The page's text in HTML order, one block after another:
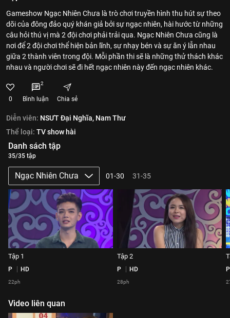
Gameshow Ngạc Nhiên Chưa là trò chơi truyền hình thu hút sự theo
dõi của đông đảo quý khán giả bởi sự ngạc nhiên, hài hước từ những
câu hỏi thú vị mà 2 đội chơi phải trải qua. Ngạc Nhiên Chưa cũng là
nơi để 2 đội chơi thể hiện bản lĩnh, sự nhạy bén và sự ăn ý lẫn nhau
giữa 2 thành viên trong đội. Mỗi phần thi sẽ là những thử thách khác
nhau và người chơi sẽ đi hết ngạc nhiên này đến ngạc nhiên khác.
0
2
Bình luận Chia sẻ
Diễn viên: NSƯT Đại Nghĩa, Nam Thư
Thể loại: TV show hài
Danh sách tập
35/35 tập
Ngạc Nhiên Chưa 01-30 31-35
Tập 1
P HD
22ph
Tập 2
P HD
28ph
P
Video liên quan